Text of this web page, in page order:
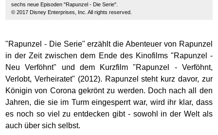
sechs neue Episoden "Rapunzel - Die Serie".
© 2017 Disney Enterprises, Inc. All rights reserved.
"Rapunzel - Die Serie" erzählt die Abenteuer von Rapunzel
in der Zeit zwischen dem Ende des Kinofilms "Rapunzel -
Neu Verföhnt" und dem Kurzfilm "Rapunzel - Verföhnt,
Verlobt, Verheiratet" (2012). Rapunzel steht kurz davor, zur
Königin von Corona gekrönt zu werden. Doch nach all den
Jahren, die sie im Turm eingesperrt war, wird ihr klar, dass
es noch so viel zu entdecken gibt - sowohl in der Welt als
auch über sich selbst.